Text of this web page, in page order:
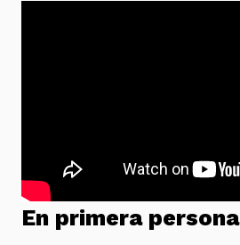
En primera persona